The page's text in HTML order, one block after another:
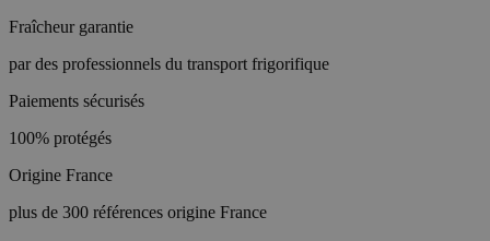
Fraîcheur garantie
par des professionnels du transport frigorifique
Paiements sécurisés
100% protégés
Origine France
plus de 300 références origine France